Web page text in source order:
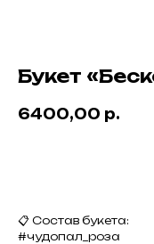
Букет
6400,00 р.
📋 Состав букета:
#чудопал_роза